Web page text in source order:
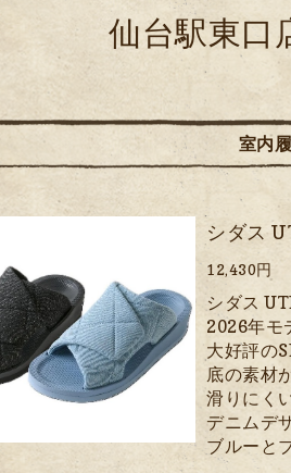
仙台駅東口
室内
シダス
12,430円
シダス
2026年モ
大好評の
底の素材
滑りにく
デニムデ
ブルーと